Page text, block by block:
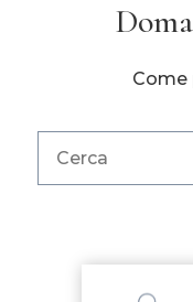
Come